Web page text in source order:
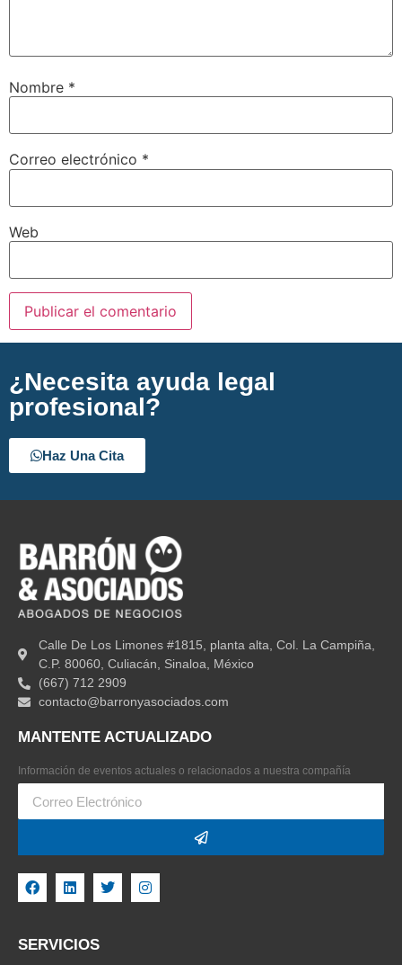
Nombre *
Correo electrónico *
Web
¿Necesita ayuda legal
profesional?
Haz Una Cita
Calle De Los Limones #1815, planta alta, Col. La Campiña,
C.P. 80060, Culiacán, Sinaloa, México
(667) 712 2909
contacto@barronyasociados.com
MANTENTE ACTUALIZADO
Información de eventos actuales o relacionados a nuestra compañía
SERVICIOS